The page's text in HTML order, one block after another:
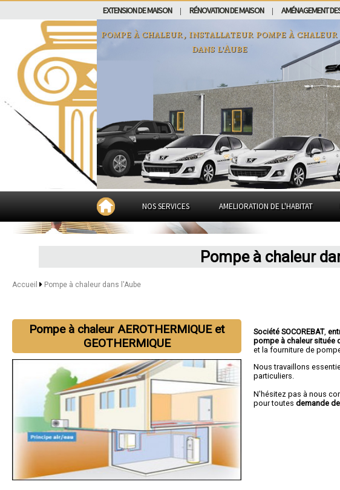
EXTENSION DE MAISON RÉNOVATION DE MAISON AMÉNAGEMENT
pompe à chaleur, installateur pompe à chaleur
dans l'Aube
NOS SERVICES AMELIORATION DE L'HABITAT
Pompe à chaleur
Accueil Pompe à chaleur dans l'Aube
Pompe à chaleur AEROTHERMIQUE et
GEOTHERMIQUE
Société SOCOREBAT,
pompe à chaleur située
et la fourniture de
Nous travaillons
particuliers.
N'hésitez pas à nous
pour toutesdemande